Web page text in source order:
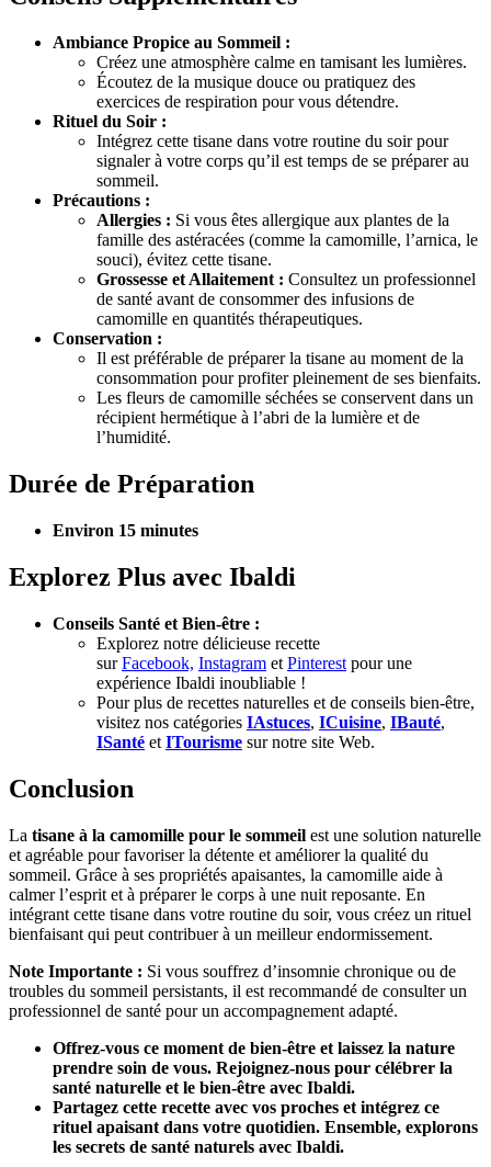
Ambiance Propice au Sommeil :
Créez une atmosphère calme en tamisant les lumières.
Écoutez de la musique douce ou pratiquez des
exercices de respiration pour vous détendre.
Rituel du Soir :
Intégrez cette tisane dans votre routine du soir pour
signaler à votre corps qu’il est temps de se préparer au
sommeil.
Précautions :
Allergies : Si vous êtes allergique aux plantes de la
famille des astéracées (comme la camomille, l’arnica, le
souci), évitez cette tisane.
Grossesse et Allaitement : Consultez un professionnel
de santé avant de consommer des infusions de
camomille en quantités thérapeutiques.
Conservation :
Il est préférable de préparer la tisane au moment de la
consommation pour profiter pleinement de ses bienfaits.
Les fleurs de camomille séchées se conservent dans un
récipient hermétique à l’abri de la lumière et de
l’humidité.
Durée de Préparation
Environ 15 minutes
Explorez Plus avec Ibaldi
Conseils Santé et Bien-être :
Explorez notre délicieuse recette
surFacebook, Instagram et Pinterest pour une
expérience Ibaldi inoubliable !
Pour plus de recettes naturelles et de conseils bien-être,
visitez nos catégories IAstuces, ICuisine, IBauté,
ISanté et ITourisme sur notre site Web.
Conclusion
La tisane à la camomille pour le sommeil est une solution naturelle
et agréable pour favoriser la détente et améliorer la qualité du
sommeil. Grâce à ses propriétés apaisantes, la camomille aide à
calmer l’esprit et à préparer le corps à une nuit reposante. En
intégrant cette tisane dans votre routine du soir, vous créez un rituel
bienfaisant qui peut contribuer à un meilleur endormissement.
Note Importante : Si vous souffrez d’insomnie chronique ou de
troubles du sommeil persistants, il est recommandé de consulter un
professionnel de santé pour un accompagnement adapté.
Offrez-vous ce moment de bien-être et laissez la nature
prendre soin de vous. Rejoignez-nous pour célébrer la
santé naturelle et le bien-être avec Ibaldi.
Partagez cette recette avec vos proches et intégrez ce
rituel apaisant dans votre quotidien. Ensemble, explorons
les secrets de santé naturels avec Ibaldi.